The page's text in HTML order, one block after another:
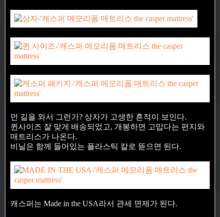
먼 길을 와서 그런가? 상자가 고생한 흔적이 보인다.
퀸사이즈 잘 맞게 배송되었고, 개봉하면 고맙다는 편지와
매트리스가 나온다.
비닐은 함께 들어있는 플라스틱 칼로 뜯으면 된다.
캐스퍼는 Made in the USA라서 관세 면제가 된다.